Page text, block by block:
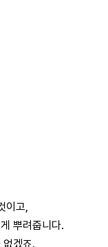
이고,
뿌려줍니다.
없겠죠.